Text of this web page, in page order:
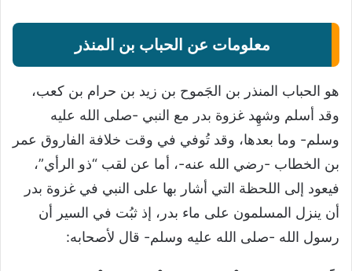
معلومات عن الحباب بن المنذر
هو الحباب المنذر بن الجَموح بن زيد بن حرام بن كعب،
وقد أسلم وشهِد غزوة بدر مع النبي -صلى الله عليه
وسلم- وما بعدها، وقد تُوفي في وقت خلافة الفاروق عمر
بن الخطاب -رضي الله عنه-، أما عن لقب “ذو الرأي”،
فيعود إلى اللحظة التي أشار بها على النبي في غزوة بدر
أن ينزل المسلمون على ماء بدر، إذ ثبُت في السير أن
رسول الله -صلى الله عليه وسلم- قال لأصحابه: